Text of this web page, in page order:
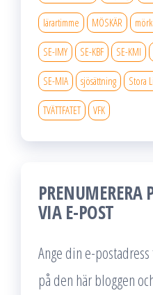
lärartimme MÖSKÄR
SE-IMY SE-KBF SE-KMI
SE-MIA sjösättning Stora
TVÄTTFATET VFK
PRENUMERERA
VIA E-POST
Ange din e-
på den här bloggen